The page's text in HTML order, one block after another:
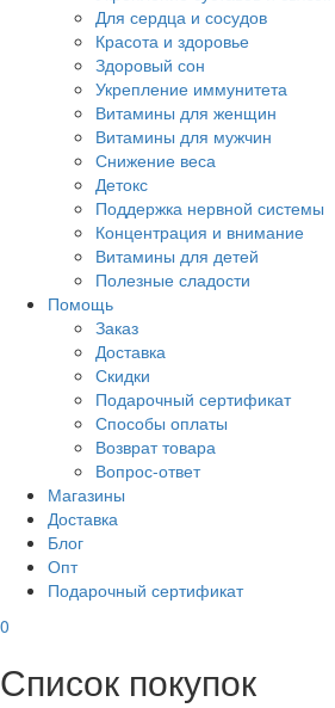
Для сердца и сосудов
Красота и здоровье
Здоровый сон
Укрепление иммунитета
Витамины для женщин
Витамины для мужчин
Снижение веса
Детокс
Поддержка нервной системы
Концентрация и внимание
Витамины для детей
Полезные сладости
Помощь
Заказ
Доставка
Скидки
Подарочный сертификат
Способы оплаты
Возврат товара
Вопрос-ответ
Магазины
Доставка
Блог
Опт
Подарочный сертификат
0
Список покупок